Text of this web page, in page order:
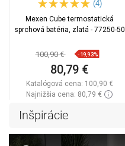
(4)
Mexen Cube termostatická
sprchová batéria, zlatá - 77250-50
100,90 € -19,93%
80,79 €
Katalógová cena: 100,90 €
Najnižšia cena: 80,79 €
Inšpirácie